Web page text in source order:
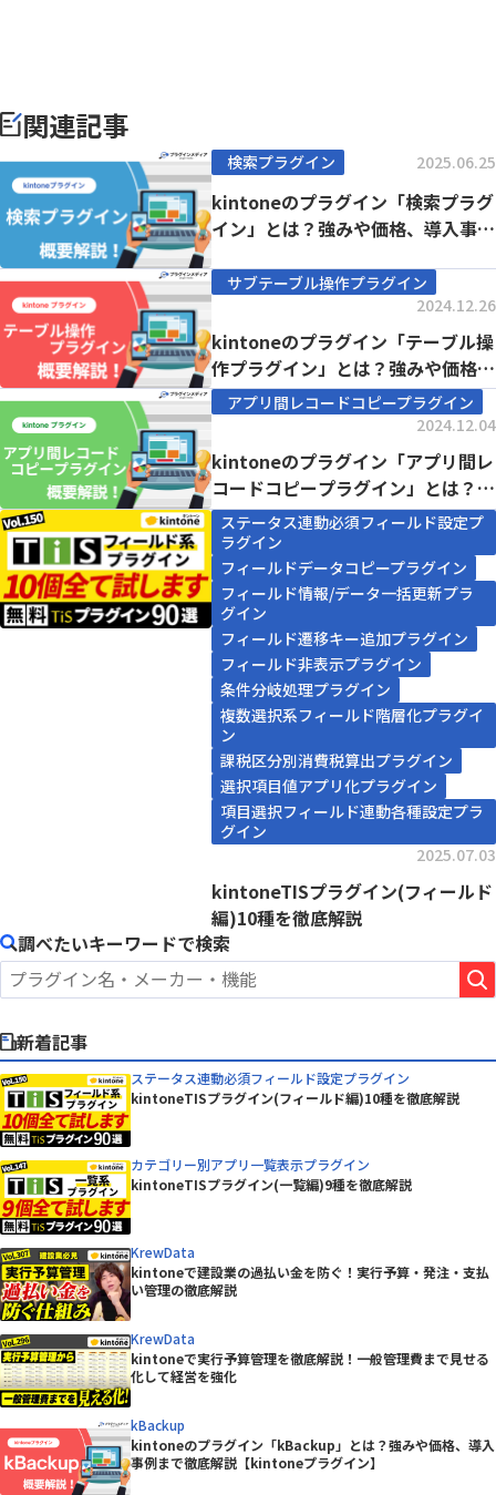
関連記事
検索プラグイン 2025.06.25
kintoneのプラグイン「検索プラグ
イン」とは？強みや価格、導入事例
サブテーブル操作プラグイン
2024.12.26
kintoneのプラグイン「テーブル操
作プラグイン」とは？強みや価格、
導入事例ま...
アプリ間レコードコピープラグイン
2024.12.04
kintoneのプラグイン「アプリ間レ
コードコピープラグイン」とは？強
みや価格、...
ステータス連動必須フィールド設定プ
ラグイン
フィールドデータコピープラグイン
フィールド情報/データ一括更新プラ
グイン
フィールド遷移キー追加プラグイン
フィールド非表示プラグイン
条件分岐処理プラグイン
複数選択系フィールド階層化プラグイ
ン
課税区分別消費税算出プラグイン
選択項目値アプリ化プラグイン
項目選択フィールド連動各種設定プラ
グイン
2025.07.03
kintoneTISプラグイン(フィールド
編)10種を徹底解説
調べたいキーワードで検索
新着記事
ステータス連動必須フィールド設定プラグイン
kintoneTISプラグイン(フィールド編)10種を徹底解説
カテゴリー別アプリ一覧表示プラグイン
kintoneTISプラグイン(一覧編)9種を徹底解説
KrewData
kintoneで建設業の過払い金を防ぐ！実行予算・発注・支払
い管理の徹底解説
KrewData
kintoneで実行予算管理を徹底解説！一般管理費まで見せる
化して経営を強化
kBackup
kintoneのプラグイン「kBackup」とは？強みや価格、導入
事例まで徹底解説【kintoneプラグイン】